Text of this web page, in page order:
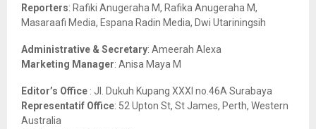
Reporters: Rafiki Anugeraha M, Rafika Anugeraha M,
Masaraafi Media, Espana Radin Media, Dwi Utariningsih
Administrative & Secretary: Ameerah Alexa
Marketing Manager: Anisa Maya M
Editor’s Office : Jl. Dukuh Kupang XXXI no.46A Surabaya
Representatif Office: 52 Upton St, St James, Perth, Western
Australia